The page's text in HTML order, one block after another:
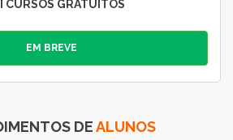
CURSOS GRATUITOS
EM BREVE
DEALUNOS